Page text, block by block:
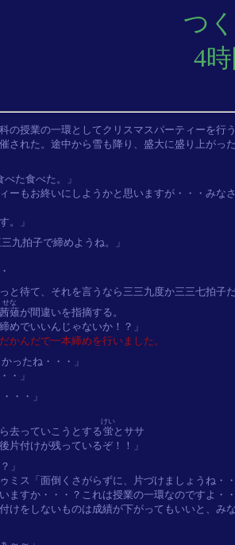
つ
4
の授業の一環としてクリスマスパーティーを行
された。途中から雪も降り、盛大に盛り上がっ
べた食べた。」
ーもお終いにしようかと思いますが・・・みな
九拍子で締めようね。」
っと待て、それを言うなら三三九度か三三七拍子
茜薙
せな
が間違いを指摘する。
かんだで一本締めを行いました。
ったね・・・」
・・」
去っていこうとする蛍
けい
とササ
片付けが残っているぞ！！」
」
ミス「面倒くさがらずに、片づけましょうね・
ますか・・・？これは授業の一環なのですよ・